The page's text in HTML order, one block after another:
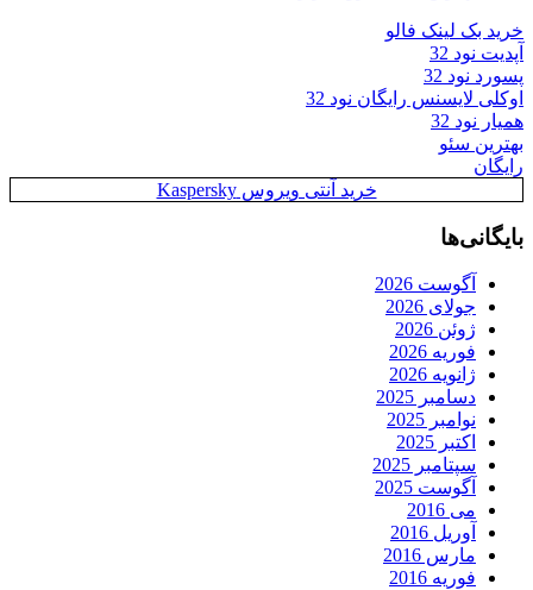
خرید بک لینک فالو
آپدیت نود 32
پسورد نود 32
اوکلی لایسنس رایگان نود 32
همیار نود 32
بهترین سئو
رایگان
خرید آنتی ویروس Kaspersky
بایگانی‌ها
آگوست 2026
جولای 2026
ژوئن 2026
فوریه 2026
ژانویه 2026
دسامبر 2025
نوامبر 2025
اکتبر 2025
سپتامبر 2025
آگوست 2025
می 2016
آوریل 2016
مارس 2016
فوریه 2016